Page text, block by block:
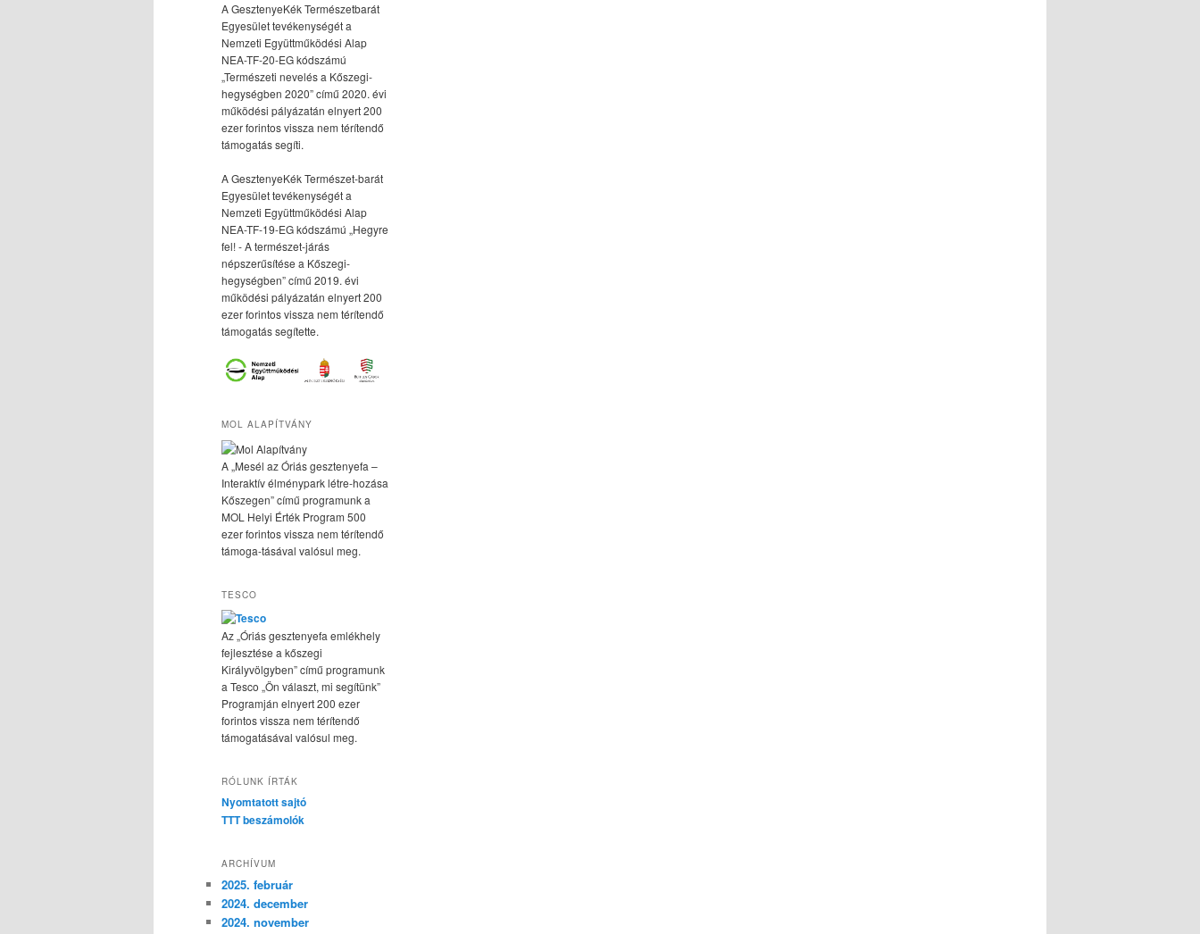
A GesztenyeKék Természetbarát
Egyesület tevékenységét a
Nemzeti Együttműködési Alap
NEA-TF-20-EG kódszámú
„Természeti nevelés a Kőszegi-
hegységben 2020” című 2020. évi
működési pályázatán elnyert 200
ezer forintos vissza nem térítendő
támogatás segíti.
A GesztenyeKék Természet-barát
Egyesület tevékenységét a
Nemzeti Együttműködési Alap
NEA-TF-19-EG kódszámú „Hegyre
fel! - A természet-járás
népszerűsítése a Kőszegi-
hegységben” című 2019. évi
működési pályázatán elnyert 200
ezer forintos vissza nem térítendő
támogatás segítette.
MOL ALAPÍTVÁNY
A „Mesél az Óriás gesztenyefa –
Interaktív élménypark létre-hozása
Kőszegen” című programunk a
MOL Helyi Érték Program 500
ezer forintos vissza nem térítendő
támoga-tásával valósul meg.
TESCO
Az „Óriás gesztenyefa emlékhely
fejlesztése a kőszegi
Királyvölgyben” című programunk
a Tesco „Ön választ, mi segítünk”
Programján elnyert 200 ezer
forintos vissza nem térítendő
támogatásával valósul meg.
RÓLUNK ÍRTÁK
Nyomtatott sajtó
TTT beszámolók
ARCHÍVUM
2025. február
2024. december
2024. november